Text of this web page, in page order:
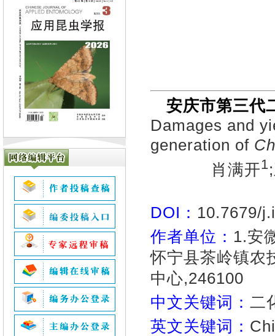
安庆市第三代
Damages and
generation of
肖满开1
DOI： 10.7679/
作者单位： 1.安
怀宁县茶岭镇农
中心,246100
中文关键词： 二
英文关键词：